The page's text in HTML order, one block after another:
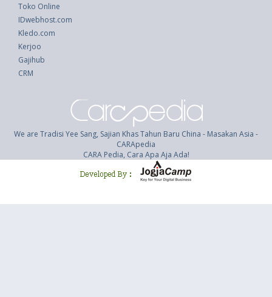
Toko Online
IDwebhost.com
Kledo.com
Kerjoo
Gajihub
CRM
We are Tradisi Yee Sang, Sajian Khas Tahun Baru China - Masakan Asia -
CARApedia
CARA Pedia, Cara Apa Aja Ada!